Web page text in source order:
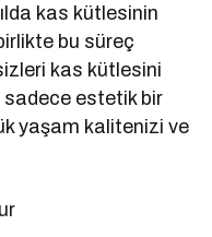
kas kütlesinin
bu süreç
kas kütlesini
sadece estetik bir
yaşam kalitenizi ve